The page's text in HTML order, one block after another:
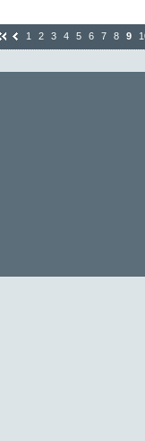
1 2 3 4 5 6 7 8 9